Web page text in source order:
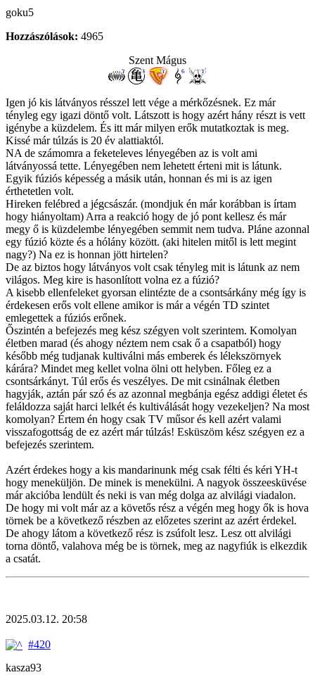
goku5
Hozzászólások: 4965
Szent Mágus
Igen jó kis látványos résszel lett vége a mérkőzésnek. Ez már
tényleg egy igazi döntő volt. Látszott is hogy azért hány részt is vett
igénybe a küzdelem. És itt már milyen erők mutatkoztak is meg.
Kissé már túlzás is 20 év alattiaktól.
NA de számomra a feketeleves lényegében az is volt ami
látványossá tette. Lényegében nem lehetett érteni mit is látunk.
Egyik fúziós képesség a másik után, honnan és mi is az igen
érthetetlen volt.
Hireken felébred a jégcsászár. (mondjuk én már korábban is írtam
hogy hiányoltam) Arra a reakció hogy de jó pont kellesz és már
megy ő is küzdelembe lényegében semmit nem tudva. Pláne azonnal
egy fúzió közte és a hólány között. (aki hitelen mitől is lett megint
nagy?) Na ez is honnan jött hirtelen?
De az biztos hogy látványos volt csak tényleg mit is látunk az nem
világos. Meg kire is hasonlított volna ez a fúzió?
A kisebb ellenfeleket gyorsan elintézte de a csontsárkány még így is
érdekesen erős volt ellene amikor is már a végén TD szintet
emlegettek a fúziós erőnek.
Őszintén a befejezés meg kész szégyen volt szerintem. Komolyan
életben marad (és ahogy néztem nem csak ő a csapatból) hogy
később még tudjanak kultiválni más emberek és lélekszörnyek
kárára? Mindet meg kellet volna ölni ott helyben. Főleg ez a
csontsárkányt. Túl erős és veszélyes. De mit csinálnak életben
hagyják, aztán pár szó és az azonnal megbánja egész addigi életet és
feláldozza saját harci lelkét és kultiválását hogy vezekeljen? Na most
komolyan? Értem én hogy csak TV műsor és kell azért valami
visszafogottság de ez azért már túlzás! Esküszöm kész szégyen ez a
befejezés szerintem.
Azért érdekes hogy a kis mandarinunk még csak félti és kéri YH-t
hogy meneküljön. De minek is menekülni. A nagyok összeesküvése
már akcióba lendült és neki is van még dolga az alvilági viadalon.
De hogy mi volt már az a követős rész a végén meg hogy ők is hova
törnek be a következő részben az előzetes szerint az azért érdekel.
De ahogy látom a következő rész is zsúfolt lesz. Lesz ott alvilági
torna döntő, valahova még be is törnek, meg az nagyfiúk is elkezdik
a csatát.
2025.03.12. 20:58
#420
kasza93